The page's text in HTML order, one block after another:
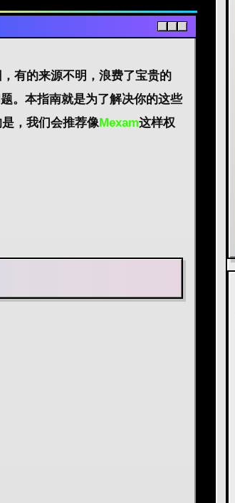
有的来源不明， 浪费了宝贵的
。本指南就是为了解决你的这些
，我们会推荐像Mexam这样权